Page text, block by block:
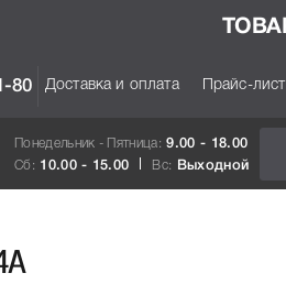
80 Доставка и оплата Прайс-лист
Понедельник - Пятница: 9.00 - 18.00
Сб: 10.00 - 15.00 Вс: Выходной